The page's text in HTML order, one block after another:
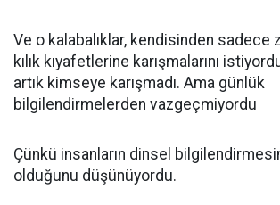
Ve o kalabalıklar, kendisinden sadece
kılık kıyafetlerine karışmalarını
artık kimseye karışmadı. Ama günlük
bilgilendirmelerden vazgeçmiyordu
Çünkü insanların dinsel
olduğunu düşünüyordu.